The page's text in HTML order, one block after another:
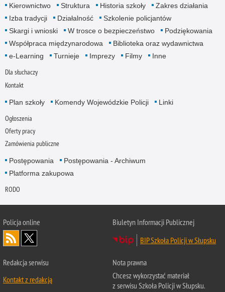
Kierownictwo Struktura Historia szkoły
Zakres działania
Izba tradycji
Działalność
Szkolenie policjantów
Skargi i wnioski
W trosce o bezpieczeństwo
Podziękowania
Współpraca międzynarodowa
Biblioteka oraz wydawnictwa
e-Learning
Turnieje Imprezy Filmy Inne
Dla słuchaczy
Kontakt
Plan szkoły Komendy Wojewódzkie Policji Linki
Ogłoszenia
Oferty pracy
Zamówienia publiczne
Postępowania
Postępowania - Archiwum
Platforma zakupowa
RODO
Policja online
Biuletyn Informacji Publicznej
BIP Szkoła Policji w Słupsku
Redakcja serwisu
Kontakt z redakcją
Nota prawna
Chcesz wykorzystać materiał
z serwisu Szkoła Policji w Słupsku.